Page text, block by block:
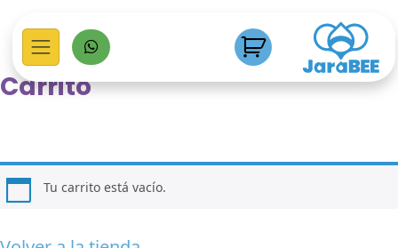
Carrito
Tu carrito está vacío.